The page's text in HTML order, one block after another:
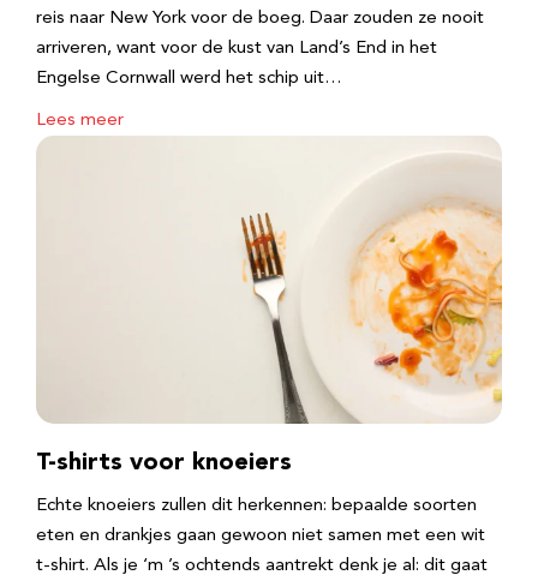
reis naar New York voor de boeg. Daar zouden ze nooit
arriveren, want voor de kust van Land’s End in het
Engelse Cornwall werd het schip uit…
Lees meer
T-shirts voor knoeiers
Echte knoeiers zullen dit herkennen: bepaalde soorten
eten en drankjes gaan gewoon niet samen met een wit
t-shirt. Als je ‘m ’s ochtends aantrekt denk je al: dit gaat